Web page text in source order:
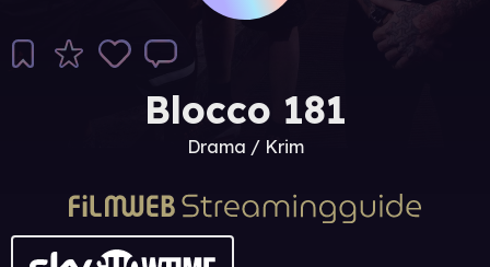
Blocco 181
Drama / Krim